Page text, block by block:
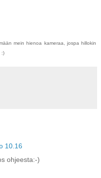
mein hienoa kameraa, jospa hillokin
:)
10.16
ohjeesta:-)